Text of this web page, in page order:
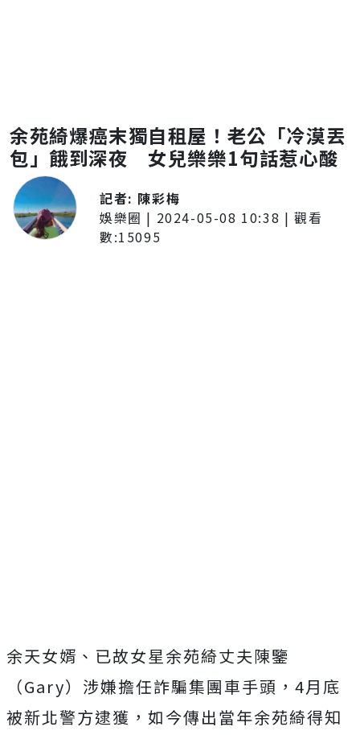
余苑綺爆癌末獨自租屋！老公「冷漠丟
包」餓到深夜 女兒樂樂1句話惹心酸
記者: 陳彩梅
娛樂圈 | 2024-05-08 10:38 | 觀看
數:15095
余天女婿、已故女星余苑綺丈夫陳鑒
（Gary）涉嫌擔任詐騙集團車手頭，4月底
被新北警方逮獲，如今傳出當年余苑綺得知